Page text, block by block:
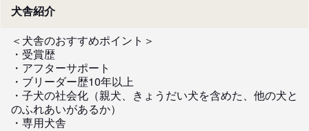
犬舎紹介
＜犬舎のおすすめポイント＞
・受賞歴
・アフターサポート
・ブリーダー歴10年以上
・子犬の社会化（親犬、きょうだい犬を含めた、他の犬と
のふれあいがあるか）
・専用犬舎